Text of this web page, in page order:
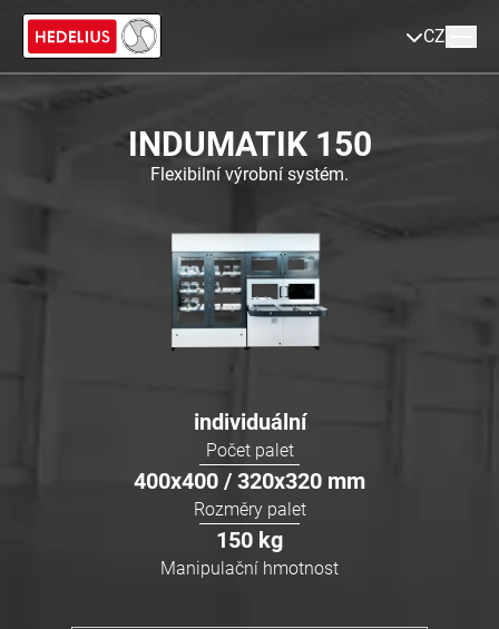
CZ
INDUMATIK 150
Flexibilní výrobní systém.
individuální
Počet palet
400x400 / 320x320 mm
Rozměry palet
150 kg
Manipulační hmotnost